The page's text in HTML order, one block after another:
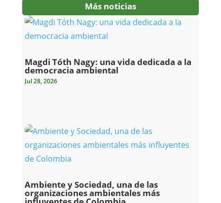
Más noticias
Magdi Tóth Nagy: una vida dedicada a la
democracia ambiental
Jul 28, 2026
Ambiente y Sociedad, una de las
organizaciones ambientales más